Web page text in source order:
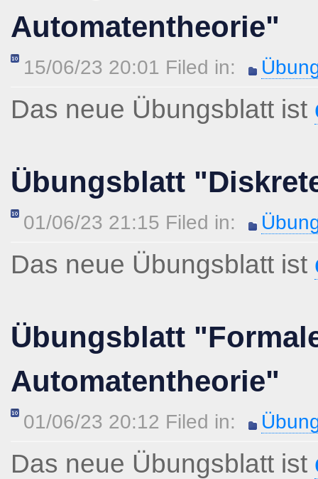
Automatentheorie"
15/06/23 20:01 Filed in:
Das neue Übungsblatt ist
Übungsblatt
01/06/23 21:15 Filed in:
Das neue Übungsblatt ist
Übungsblatt
Automatentheorie"
01/06/23 20:12 Filed in:
Das neue Übungsblatt ist